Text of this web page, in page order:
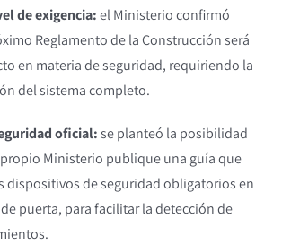
de exigencia:el Ministerio confirmó
Reglamento de la Construcción será
en materia de seguridad, requiriendo la
del sistema completo.
oficial:se planteó la posibilidad
Ministerio publique una guía que
dispositivos de seguridad obligatorios en
puerta, para facilitar la detección de